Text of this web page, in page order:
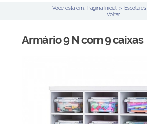
Você está em: Página Inicial > Escolares
Voltar
Armário 9 N com 9 caixas
Armários em Aço